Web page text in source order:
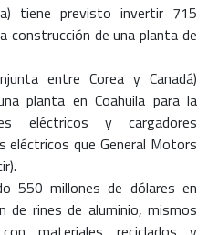
tiene previsto invertir 715
construcción de una planta de
entre Corea y Canadá)
planta en Coahuila para la
eléctricos y cargadores
eléctricos que General Motors
550 millones de dólares en
de rines de aluminio, mismos